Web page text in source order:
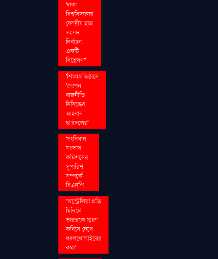
'ঢাকা
বিশ্ববিদ্যালয়
কেন্দ্রীয় ছাত্র
সংসদ
নির্বাচন:
একটি
বিশ্লেষণ''
'শিক্ষাপ্রতিষ্ঠানে
‘গোপন
রাজনীতি’
নিষিদ্ধের
আহ্বান
ছাত্রদলের''
'সংবিধান
সংস্কার
কমিশনের
সুপারিশ
সম্পর্কে
বিএনপি
‘অস্ট্রেলিয়া প্রতি
মিনিটে
ভারতকে স্মরণ
করিয়ে দেবে
ধবলধোলাইয়ের
কথা’